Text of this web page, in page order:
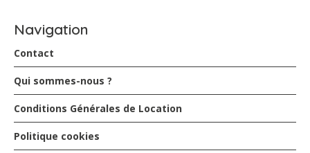
Navigation
Contact
Qui sommes-nous ?
Conditions Générales de Location
Politique cookies